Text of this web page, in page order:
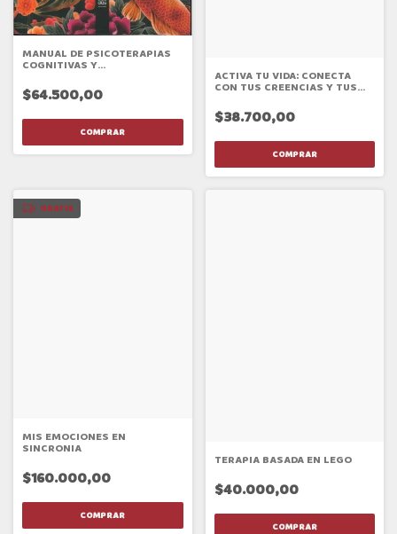
MANUAL DE PSICOTERAPIAS
COGNITIVAS Y
$64.500,00
ACTIVA TU VIDA: CONECTA
CON TUS CREENCIAS Y TUS
TERAPIA DE ACEPTACIÓN Y C
$38.700,00
GRATIS
MIS EMOCIONES EN
SINCRONIA
$160.000,00
TERAPIA BASADA EN LEGO
$40.000,00